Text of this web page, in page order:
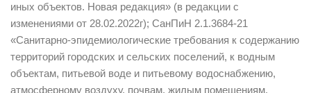
иных объектов. Новая редакция» (в редакции с
изменениями от 28.02.2022г); СанПиН 2.1.3684-21
«Санитарно-эпидемиологические требования к содержанию
территорий городских и сельских поселений, к водным
объектам, питьевой воде и питьевому водоснабжению,
атмосферному воздуху, почвам, жилым помещениям,